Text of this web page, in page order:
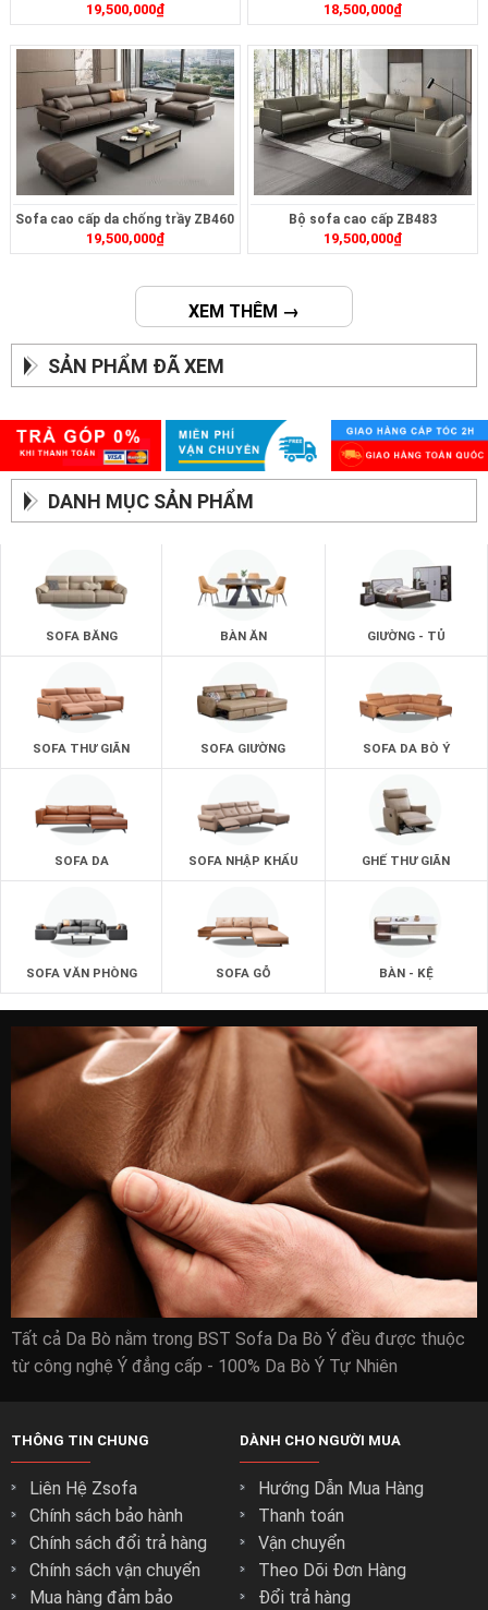
19,500,000₫ 18,500,000₫
Sofa cao cấp da chống trầy ZB460
19,500,000₫
Bộ sofa cao cấp ZB483
19,500,000₫
XEM THÊM →
SẢN PHẨM ĐÃ XEM
DANH MỤC SẢN PHẨM
SOFA BĂNG BÀN ĂN GIƯỜNG - TỦ
SOFA THƯ GIÃN SOFA GIƯỜNG SOFA DA BÒ Ý
SOFA DA SOFA NHẬP KHẨU GHẾ THƯ GIÃN
SOFA VĂN PHÒNG SOFA GỖ BÀN - KỆ
Tất cả Da Bò nằm trong BST Sofa Da Bò Ý đều được thuộc
từ công nghệ Ý đẳng cấp - 100% Da Bò Ý Tự Nhiên
THÔNG TIN CHUNG
Liên Hệ Zsofa
Chính sách bảo hành
Chính sách đổi trả hàng
Chính sách vận chuyển
Mua hàng đảm bảo
DÀNH CHO NGƯỜI MUA
Hướng Dẫn Mua Hàng
Thanh toán
Vận chuyển
Theo Dõi Đơn Hàng
Đổi trả hàng